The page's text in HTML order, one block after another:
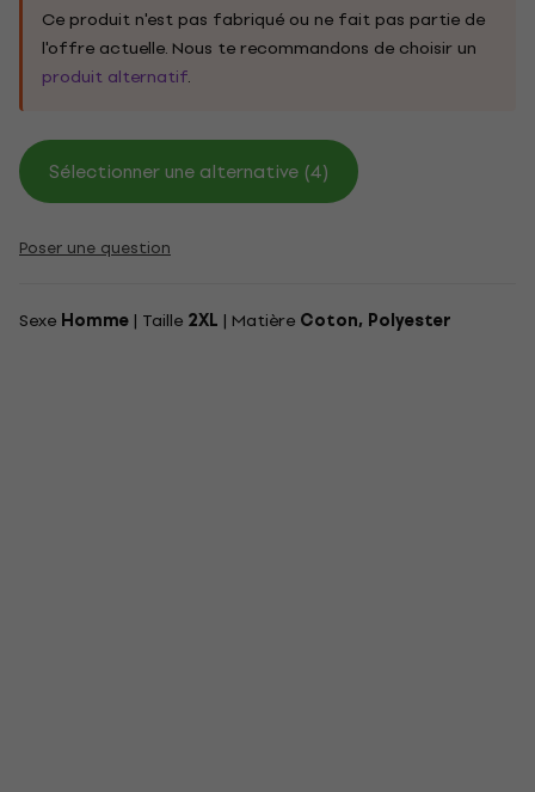
Ce produit n'est pas fabriqué ou ne fait pas partie de
l'offre actuelle. Nous te recommandons de choisir un
produit alternatif.
Sélectionner une alternative (4)
Poser une question
Sexe Homme | Taille 2XL | Matière Coton, Polyester